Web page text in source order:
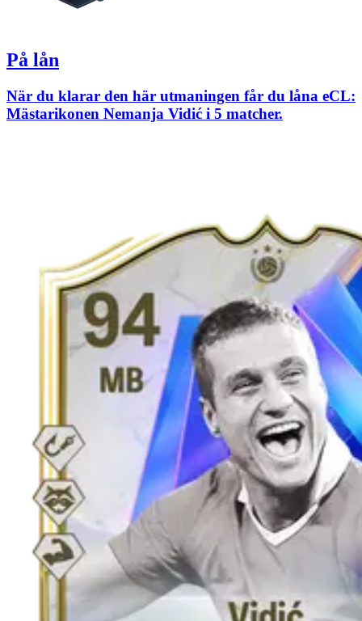
På lån
När du klarar den här utmaningen får du låna eCL:
Mästarikonen Nemanja Vidić i 5 matcher.